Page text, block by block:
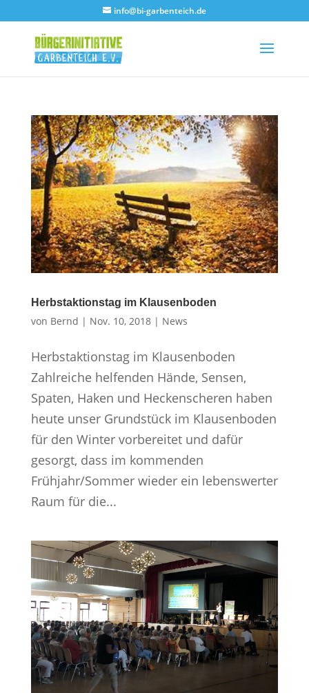
info@bi-garbenteich.de
Herbstaktionstag im Klausenboden
von Bernd | Nov. 10, 2018| News
Herbstaktionstag im Klausenboden
Zahlreiche helfenden Hände, Sensen,
Spaten, Haken und Heckenscheren haben
heute unser Grundstück im Klausenboden
für den Winter vorbereitet und dafür
gesorgt, dass im kommenden
Frühjahr/Sommer wieder ein lebenswerter
Raum für die...